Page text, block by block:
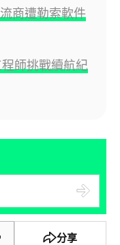
商遭勒索軟件
師挑戰續航紀
分享